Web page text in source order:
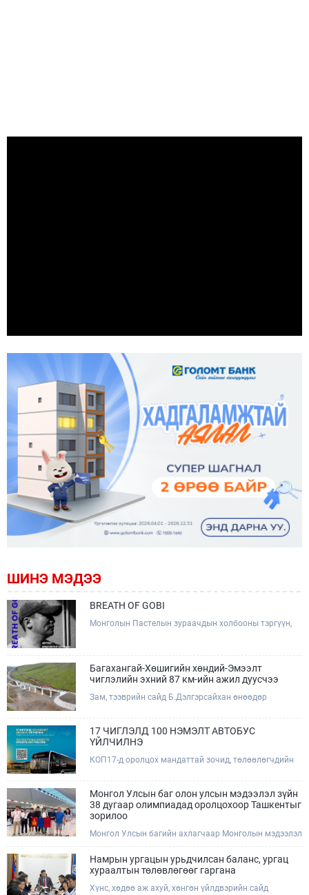
ШИНЭ МЭДЭЭ
BREATH OF GOBI
Монголын Пастелын зураачдын холбооны тэргүүн,
мэндчилж байна.
Багахангай-Хөшигийн хөндий-Эмээлт
чиглэлийн эхний 87 км-ийн ажил дуусчээ
Зам, тээврийн сайд Б.Дэлгэрсайхан өнөөдөр
бүтээн байгуулалтын ажлын явцтай танилцаж,
төмөр замын доод болон дээд бүтцийн үндсэн ажил
тавьж, төслийн талбайд ажиллалаа.
17 ЧИГЛЭЛД 100 НЭМЭЛТ АВТОБУС
ҮЙЛЧИЛНЭ
КОП17-д оролцох мандаттай зочид, төлөөлөгчдийн
буудлууд болон хурлын талбай хооронд урьдчилан
гаргасан цагийн хуваарийн дагуу үйлчилнэ.Эрхэм
хүндэт КОП17-д оролцогч та бүхэн автобусны
харна уу.
Монгол Улсын баг олон улсын мэдээлэл зүйн
38 дугаар олимпиадад оролцохоор Ташкентыг
зорилоо
Монгол Улсын багийн ахлагчаар Монголын мэдээлэл
МХТС-ийн тэнхимийн эрхлэгч, дэд профессор
А.Хүдэр, дэд ахлагчаар Монголын мэдээлэл зүйн
олимпиадын хорооны гишүүн, МУБИС-ийн МБУС-ийн
ахлах багш Ж.Дашдэмбэрэл нар ажиллана
Намрын ургацын урьдчилсан баланс, ургац
хураалтын төлөвлөгөөг гаргана
Хүнс, хөдөө аж ахуй, хөнгөн үйлдвэрийн сайд